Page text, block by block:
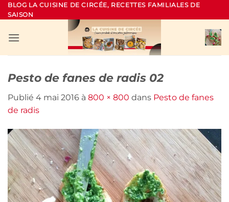
Passer
au
BLOG LA CUISINE DE CIRCÉE, RECETTES FAMILIALES DE
SAISON
Pesto de fanes de radis 02
Publié 4 mai 2016 à 800 × 800 dans Pesto de fanes
de radis